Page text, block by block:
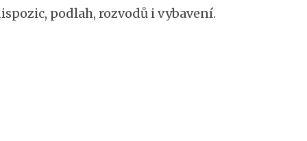
podlah, rozvodů i vybavení.